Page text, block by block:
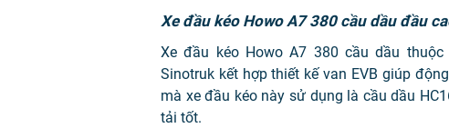
Xe đầu kéo Howo A7 380 cầu dầu đầu
Xe đầu kéo Howo A7 380 cầu dầu
Sinotruk kết hợp thiết kế van EVB giúp
mà xe đầu kéo này sử dụng là cầu dầu
tải tốt.